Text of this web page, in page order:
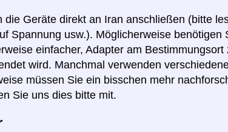
die Geräte direkt an Iran anschließen (bitte
Spannung usw.). Möglicherweise
einfacher, Adapter am
wird. Manchmal verwenden
müssen Sie ein bisschen mehr
Sie uns dies bitte mit.